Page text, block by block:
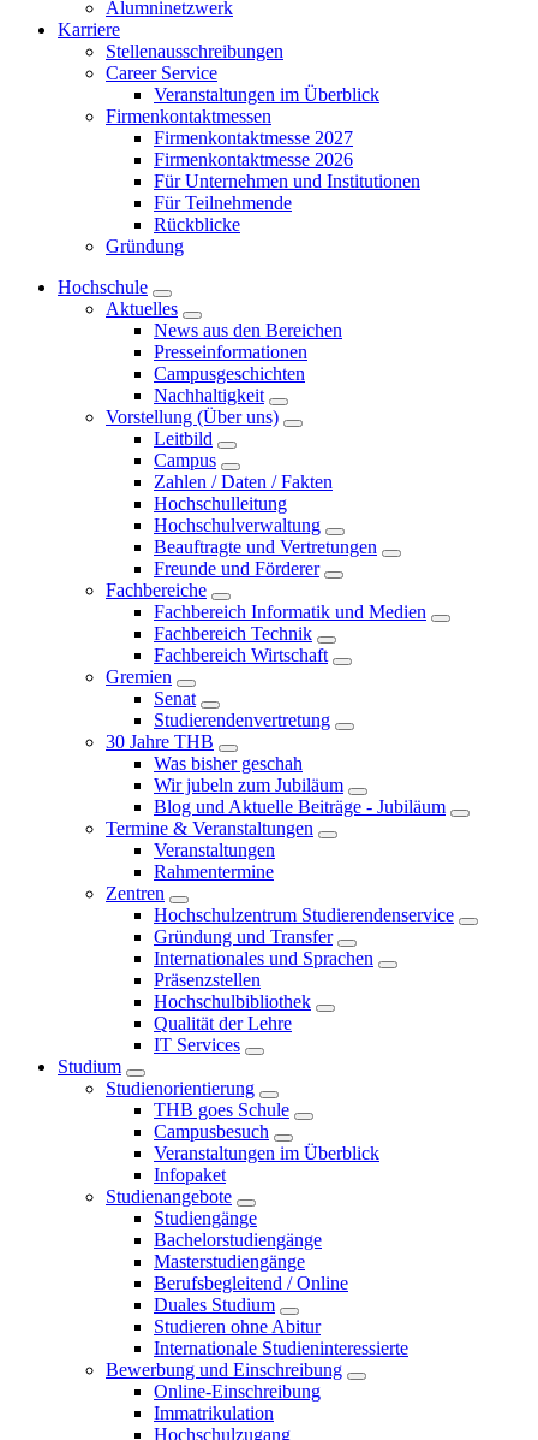
Alumninetzwerk
Karriere
Stellenausschreibungen
Career Service
Veranstaltungen im Überblick
Firmenkontaktmessen
Firmenkontaktmesse 2027
Firmenkontaktmesse 2026
Für Unternehmen und Institutionen
Für Teilnehmende
Rückblicke
Gründung
Hochschule
Aktuelles
News aus den Bereichen
Presseinformationen
Campusgeschichten
Nachhaltigkeit
Vorstellung (Über uns)
Leitbild
Campus
Zahlen / Daten / Fakten
Hochschulleitung
Hochschulverwaltung
Beauftragte und Vertretungen
Freunde und Förderer
Fachbereiche
Fachbereich Informatik und Medien
Fachbereich Technik
Fachbereich Wirtschaft
Gremien
Senat
Studierendenvertretung
30 Jahre THB
Was bisher geschah
Wir jubeln zum Jubiläum
Blog und Aktuelle Beiträge - Jubiläum
Termine & Veranstaltungen
Veranstaltungen
Rahmentermine
Zentren
Hochschulzentrum Studierendenservice
Gründung und Transfer
Internationales und Sprachen
Präsenzstellen
Hochschulbibliothek
Qualität der Lehre
IT Services
Studium
Studienorientierung
THB goes Schule
Campusbesuch
Veranstaltungen im Überblick
Infopaket
Studienangebote
Studiengänge
Bachelorstudiengänge
Masterstudiengänge
Berufsbegleitend / Online
Duales Studium
Studieren ohne Abitur
Internationale Studieninteressierte
Bewerbung und Einschreibung
Online-Einschreibung
Immatrikulation
Hochschulzugang